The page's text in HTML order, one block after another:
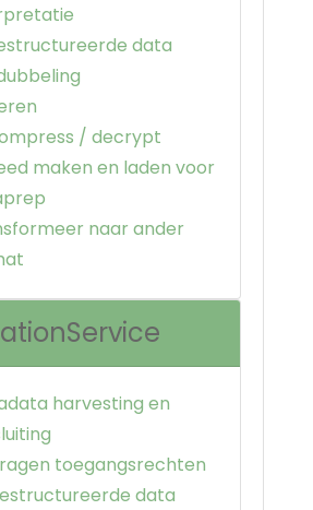
data
/ decrypt
maken en laden voor
naar ander
harvesting en
toegangsrechten
data